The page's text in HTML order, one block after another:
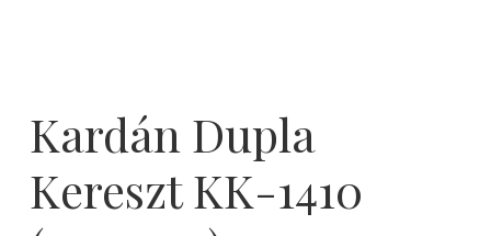
Kardán Dupla
Kereszt KK-1410